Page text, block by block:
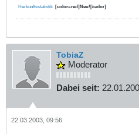
Herkunftsstatistik [color=red]Neu![/color]
TobiaZ
Moderator
Dabei seit:
22.03.2003, 09:56